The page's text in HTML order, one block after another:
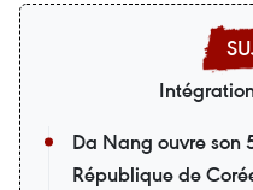
Da Nang ouvre son
République de